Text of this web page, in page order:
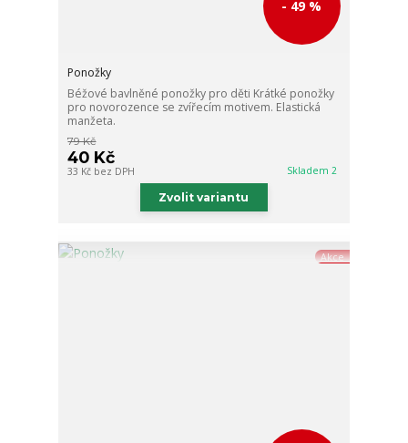
- 49 %
Ponožky
Béžové bavlněné ponožky pro děti Krátké ponožky
pro novorozence se zvířecím motivem. Elastická
manžeta.
79 Kč
40 Kč
33 Kč bez DPH Skladem 2
Zvolit variantu
Akce